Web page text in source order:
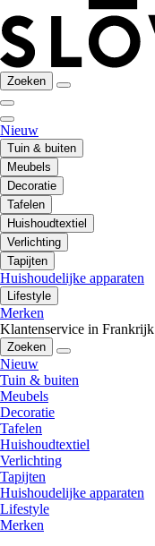
Zoeken
Nieuw
Tuin & buiten
Meubels
Decoratie
Tafelen
Huishoudtextiel
Verlichting
Tapijten
Huishoudelijke apparaten
Lifestyle
Merken
Klantenservice in Frankrijk
Zoeken
Nieuw
Tuin & buiten
Meubels
Decoratie
Tafelen
Huishoudtextiel
Verlichting
Tapijten
Huishoudelijke apparaten
Lifestyle
Merken